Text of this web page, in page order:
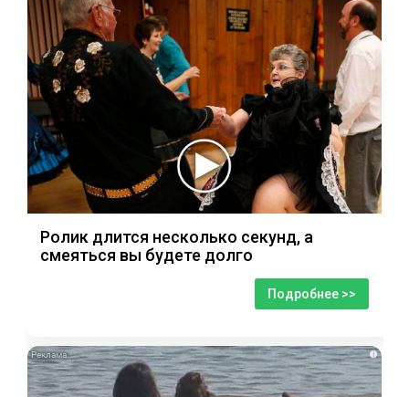
Ролик длится несколько секунд, а
смеяться вы будете долго
Подробнее >>
i